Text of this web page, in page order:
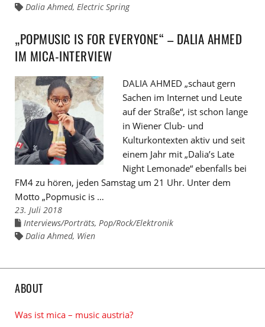
den
Links
Dalia Ahmed, Electric Spring
„POPMUSIC IS FOR EVERYONE“ – DALIA AHMED
IM MICA-INTERVIEW
DALIA AHMED „schaut gern
Sachen im Internet und Leute
auf der Straße“, ist schon lange
in Wiener Club- und
Kulturkontexten aktiv und seit
einem Jahr mit „Dalia’s Late
Night Lemonade“ ebenfalls bei
FM4 zu hören, jeden Samstag um 21 Uhr. Unter dem
Motto „Popmusic is …
23. Juli 2018
Links
den
Interviews/Porträts, Pop/Rock/Elektronik
Links
Dalia Ahmed, Wien
ABOUT
Was ist mica – music austria?